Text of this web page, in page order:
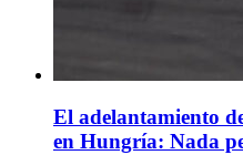
El adelantamiento
en Hungría: Nada